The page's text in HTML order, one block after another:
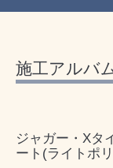
施工アルバ
ジャガー・Xタ
ート(ライトポ